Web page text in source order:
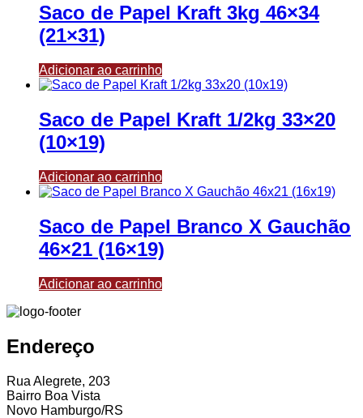
Saco de Papel Kraft 3kg 46×34
(21×31)
Adicionar ao carrinho
Saco de Papel Kraft 1/2kg 33×20
(10×19)
Adicionar ao carrinho
Saco de Papel Branco X Gauchão
46×21 (16×19)
Adicionar ao carrinho
Endereço
Rua Alegrete, 203
Bairro Boa Vista
Novo Hamburgo/RS